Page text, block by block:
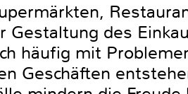
des
häufig mit
Geschäften